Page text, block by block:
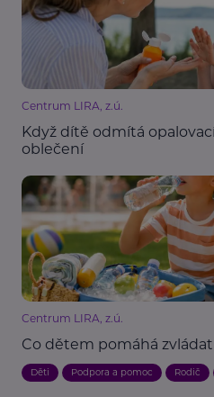
Centrum LIRA, z.ú.
Když dítě odmítá
oblečení
Centrum LIRA, z.ú.
Co dětem pomáhá
Děti Podpora a pomoc Rodič